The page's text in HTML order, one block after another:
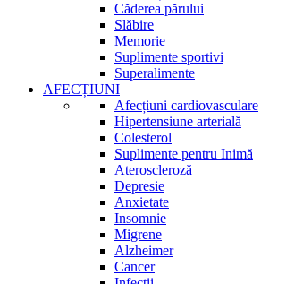
Căderea părului
Slăbire
Memorie
Suplimente sportivi
Superalimente
AFECȚIUNI
Afecțiuni cardiovasculare
Hipertensiune arterială
Colesterol
Suplimente pentru Inimă
Ateroscleroză
Depresie
Anxietate
Insomnie
Migrene
Alzheimer
Cancer